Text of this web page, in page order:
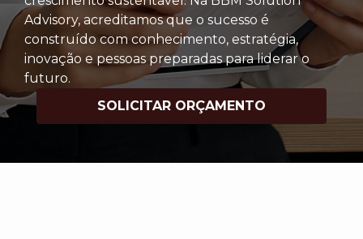
Advisory, acreditamos que o sucesso é
construído com conhecimento, estratégia,
inovação e pessoas preparadas para liderar o
futuro.
SOLICITAR ORÇAMENTO